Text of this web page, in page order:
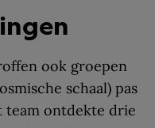
ook groepen
schaal) pas
team ontdekte drie